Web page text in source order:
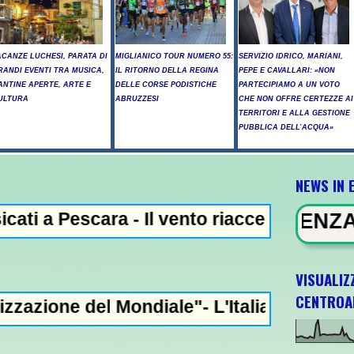
LUCHESI, PARATA DI
EVENTI TRA MUSICA,
APERTE, ARTE E
MIGLIANICO TOUR NUMERO 55:
IL RITORNO DELLA REGINA
DELLE CORSE PODISTICHE
ABRUZZESI
SERVIZIO IDRICO, MARIANI,
PEPE E CAVALLARI: «NON
PARTECIPIAMO A UN VOTO
CHE NON OFFRE CERTEZZE AI
TERRITORI E ALLA GESTIONE
PUBBLICA DELL’ACQUA»
Il vento riaccende il rogo
L'Italia U21 il 5 ottobre a
NEWS IN
NEWS IN EVIDENZA - Trump,